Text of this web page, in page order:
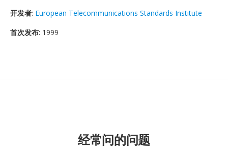
开发者: European Telecommunications Standards Institute
首次发布: 1999
经常问的问题